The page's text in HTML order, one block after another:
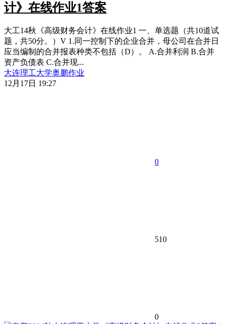
计》在线作业1答案
大工14秋《高级财务会计》在线作业1 一、单选题（共10道试
题，共50分。）V 1.同一控制下的企业合并，母公司在合并日
应当编制的合并报表种类不包括（D）。 A.合并利润 B.合并
资产负债表 C.合并现...
大连理工大学奥鹏作业
12月17日 19:27
0
510
0